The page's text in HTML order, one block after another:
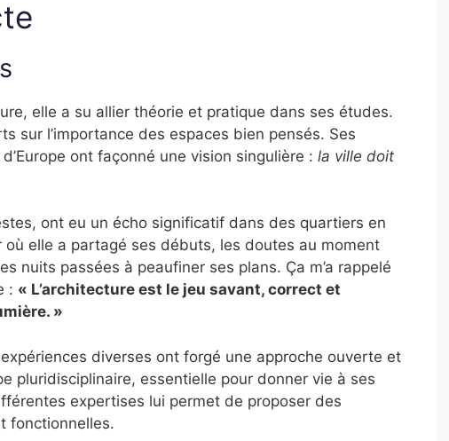
elle a su allier théorie et pratique dans ses études.
sur l’importance des espaces bien pensés. Ses
ont façonné une vision singulière : la ville doit
ont eu un écho significatif dans des quartiers en
où elle a partagé ses débuts, les doutes au moment
nuits passées à peaufiner ses plans. Ça m’a rappelé
: « L’architecture est le jeu savant, correct et
»
diverses ont forgé une approche ouverte et
pluridisciplinaire, essentielle pour donner vie à ses
expertises lui permet de proposer des
fonctionnelles.